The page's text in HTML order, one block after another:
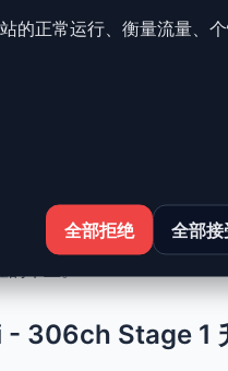
-2013 35i
结合了性能、安全与简
车主。
306ch Stage 1
的正常运行、衡量流量、
全部拒绝 全部接